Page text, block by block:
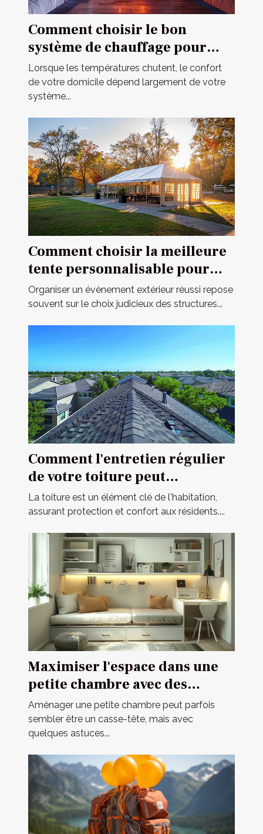
Comment choisir le bon
système de chauffage pour
votre domicile
Lorsque les températures chutent, le confort
de votre domicile dépend largement de votre
système...
Comment choisir la meilleure
tente personnalisable pour
votre événement
Organiser un évènement extérieur réussi repose
souvent sur le choix judicieux des structures...
Comment l'entretien régulier
de votre toiture peut
prolonger sa durée de vie
La toiture est un élément clé de l'habitation,
assurant protection et confort aux résidents....
Maximiser l'espace dans une
petite chambre avec des
meubles multifonctionnels
Aménager une petite chambre peut parfois
sembler être un casse-tête, mais avec
quelques astuces...